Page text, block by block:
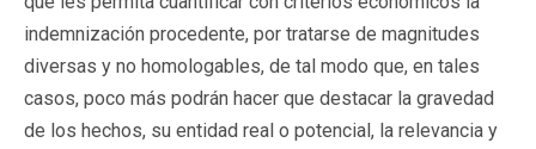
indemnización procedente, por tratarse de magnitudes
diversas y no homologables, de tal modo que, en tales
casos, poco más podrán hacer que destacar la gravedad
de los hechos, su entidad real o potencial, la relevancia y